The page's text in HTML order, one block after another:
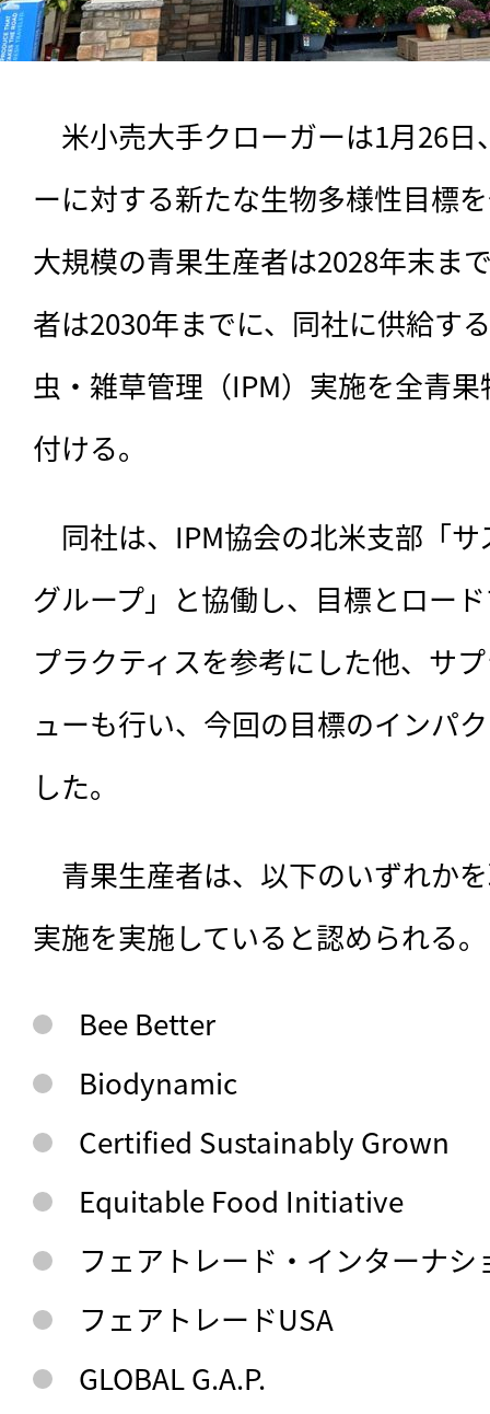
米小売大手クローガーは1月26日
ーに対する新たな生物多様性目標
大規模の青果生産者は2028年末ま
者は2030年までに、同社に供給す
虫・雑草管理（IPM）実施を全青
付ける。
同社は、 IPM協会の北米支部「
グループ」と協働し、目標とロー
プラクティスを参考にした他、サ
ューも行い、今回の目標のインパ
した。
青果生産者は、以下のいずれか
実施を実施していると認められる。
Bee Better
Biodynamic
Certified Sustainably Grown
Equitable Food Initiative
フェアトレード・インターナシ
フェアトレードUSA
GLOBAL G.A.P.